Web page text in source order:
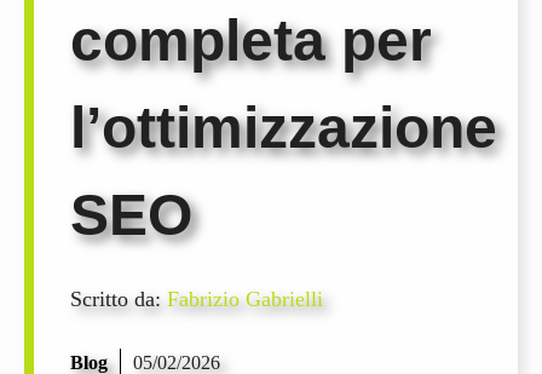
completa per
l’ottimizzazione
SEO
Scritto da: Fabrizio Gabrielli
Blog 05/02/2026